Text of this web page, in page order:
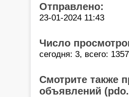
Отправлено:
23-01-2024 11:43
Число
сегодня: 3, всего: 1357
Смотрите также
объявлений